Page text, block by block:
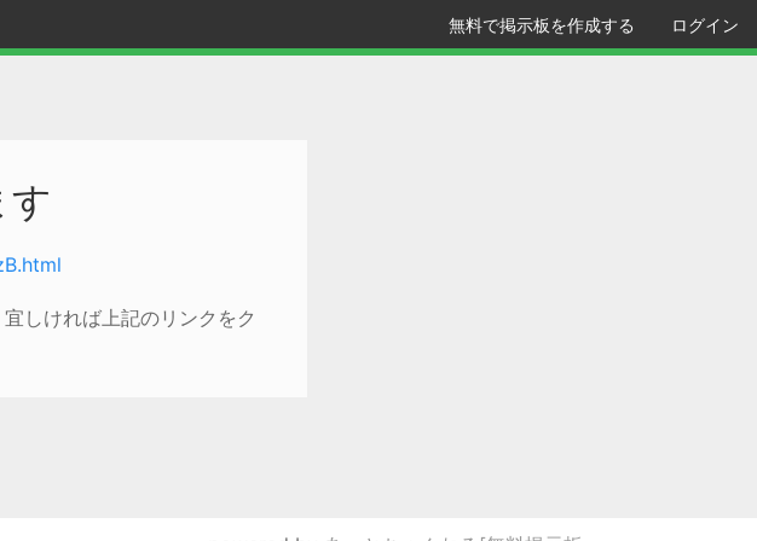
無料で掲示板を作成する ログイン
す
しければ上記のリンクをク